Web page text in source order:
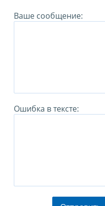
Ваше сообщение:
Ошибка в тексте: